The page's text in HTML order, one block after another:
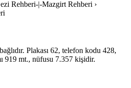
Rehberi-|-Mazgirt Rehberi ›
Plakası 62, telefon kodu 428,
919 mt., nüfusu 7.357 kişidir.